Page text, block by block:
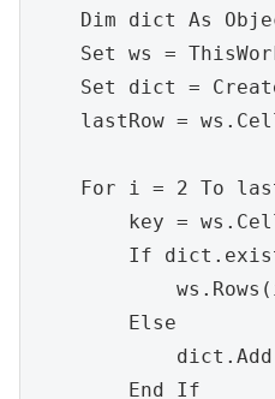
Dim dict As
Set ws =
Set dict =
lastRow =
For i = 2 To
key =
If
        Else
        End If